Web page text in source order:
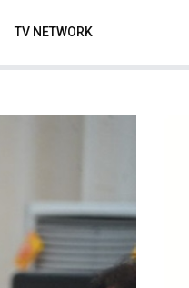
TV NETWORK